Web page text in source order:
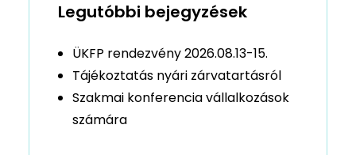
Legutóbbi bejegyzések
ÜKFP rendezvény 2026.08.13-15.
Tájékoztatás nyári zárvatartásról
Szakmai konferencia vállalkozások
számára